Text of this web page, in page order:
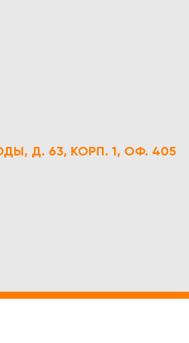
Д. 63, КОРП. 1, ОФ. 405